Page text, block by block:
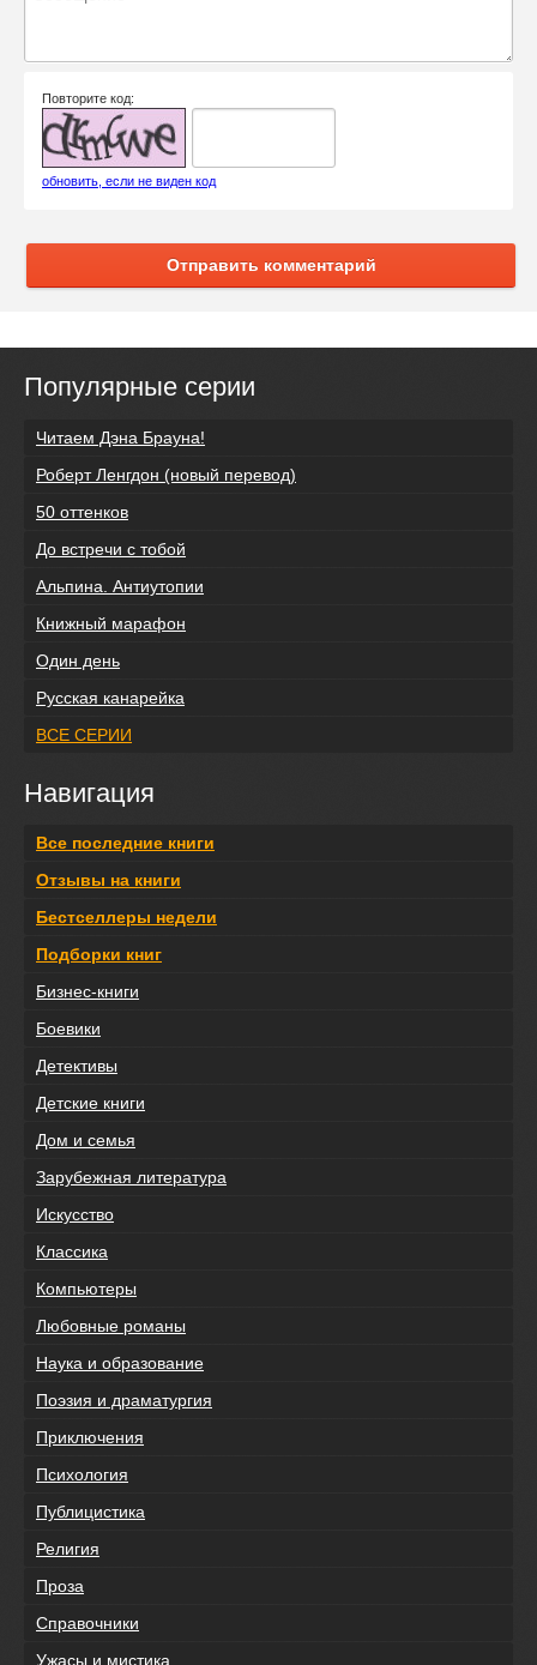
Повторите код:
обновить, если не виден код
Отправить комментарий
Популярные серии
Читаем Дэна Брауна!
Роберт Ленгдон (новый перевод)
50 оттенков
До встречи с тобой
Альпина. Антиутопии
Книжный марафон
Один день
Русская канарейка
ВСЕ СЕРИИ
Навигация
Все последние книги
Отзывы на книги
Бестселлеры недели
Подборки книг
Бизнес-книги
Боевики
Детективы
Детские книги
Дом и семья
Зарубежная литература
Искусство
Классика
Компьютеры
Любовные романы
Наука и образование
Поэзия и драматургия
Приключения
Психология
Публицистика
Религия
Проза
Справочники
Ужасы и мистика